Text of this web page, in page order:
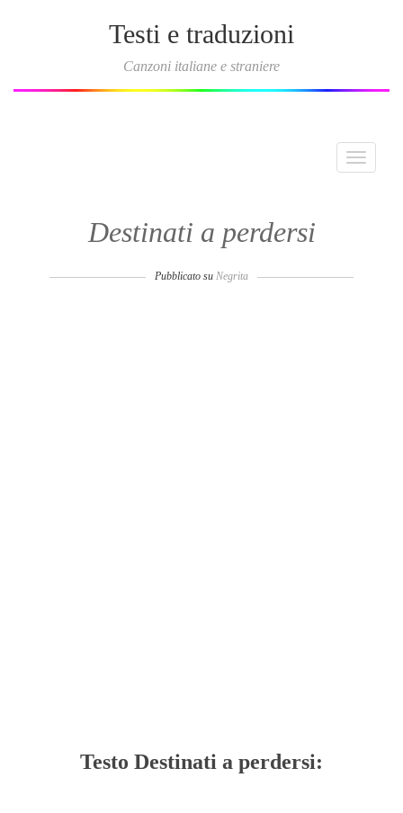
Testi e traduzioni
Canzoni italiane e straniere
Toggle
Destinati a perdersi
Pubblicato su Negrita
Testo Destinati a perdersi: